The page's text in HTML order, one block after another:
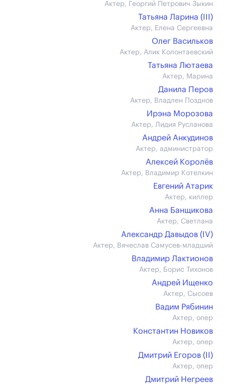
Актер, Георгий Петрович Зыкин
Татьяна Ларина (III)
Актер, Елена Сергеевна
Олег Васильков
Актер, Алик Колонтаевский
Татьяна Лютаева
Актер, Марина
Данила Перов
Актер, Владлен Позднов
Ирэна Морозова
Актер, Лидия Русланова
Андрей Анкудинов
Актер, администратор
Алексей Королёв
Актер, Владимир Котелкин
Евгений Атарик
Актер, киллер
Анна Банщикова
Актер, Светлана
Александр Давыдов (IV)
Актер, Вячеслав Самусев-младший
Владимир Лактионов
Актер, Борис Тихонов
Андрей Ищенко
Актер, Сысоев
Вадим Рябинин
Актер, опер
Константин Новиков
Актер, опер
Дмитрий Егоров (II)
Актер, опер
Дмитрий Негреев